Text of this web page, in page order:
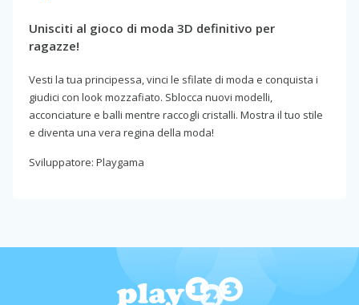
Unisciti al gioco di moda 3D definitivo per
ragazze!
Vesti la tua principessa, vinci le sfilate di moda e conquista i
giudici con look mozzafiato. Sblocca nuovi modelli,
acconciature e balli mentre raccogli cristalli. Mostra il tuo stile
e diventa una vera regina della moda!
Sviluppatore: Playgama